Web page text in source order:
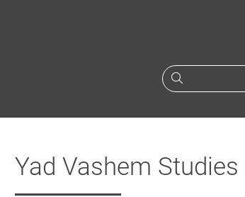
Yad Vashem Studies